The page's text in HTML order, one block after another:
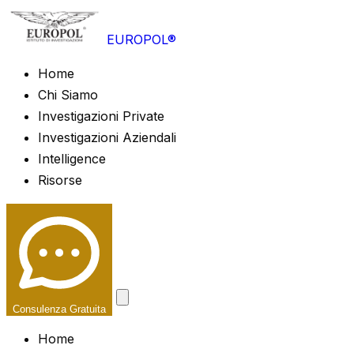
EUROPOL®
Home
Chi Siamo
Investigazioni Private
Investigazioni Aziendali
Intelligence
Risorse
Consulenza Gratuita
Home